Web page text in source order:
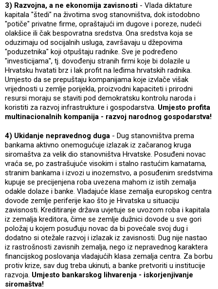
3) Razvojna, a ne ekonomija zavisnosti - Vlada diktature
kapitala "štedi" na životima svog stanovništva, dok istodobno
"potiče" privatne firme, opraštajući im dugove i poreze, nudeći
olakšice ili čak bespovratna sredstva. Ona sredstva koja se
oduzimaju od socijalnih usluga, završavaju u džepovima
"poduzetnika" koji otpuštaju radnike. Sve je podređeno
"investicijama", tj. dovođenju stranih firmi koje bi dolazile u
Hrvatsku hvatati brz i lak profit na leđima hrvatskih radnika.
Umjesto da se prepuštaju kompanijama koje izvlače višak
vrijednosti u zemlje porijekla, proizvodni kapaciteti i prirodni
resursi moraju se staviti pod demokratsku kontrolu naroda i
koristiti za razvoj infrastrukture i gospodarstva. Umjesto profita
multinacionalnih kompanija - razvoj narodnog gospodarstva!
4) Ukidanje nepravednog duga - Dug stanovništva prema
bankama aktivno onemogućuje izlazak iz začaranog kruga
siromaštva za velik dio stanovništva Hrvatske. Posuđeni novac
vraća se, po zastrašujuće visokim i stalno rastućim kamatama,
stranim bankama i izvozi u inozemstvo, a posuđenim sredstvima
kupuje se precijenjena roba uvezena mahom iz istih zemalja
odakle dolaze i banke. Vladajuće klase zemalja europskog centra
dovode zemlje periferije kao što je Hrvatska u situaciju
zavisnosti. Kreditiranje država uvjetuje se uvozom roba i kapitala
iz zemalja kreditora, čime se zemlje dužnici dovode u sve gori
položaj u kojem posuđuju novac da bi povećale svoj dug i
dodatno si otežale razvoj i izlazak iz zavisnosti. Dug nije nastao
iz rastrošnosti zavisnih zemalja, nego iz nepravednog karaktera
financijskog poslovanja vladajućih klasa zemalja centra. Za borbu
protiv krize, sav dug treba ukinuti, a banke pretvoriti u institucije
razvoja. Umjesto bankarskog lihvarenja - iskorjenjivanje
siromaštva!